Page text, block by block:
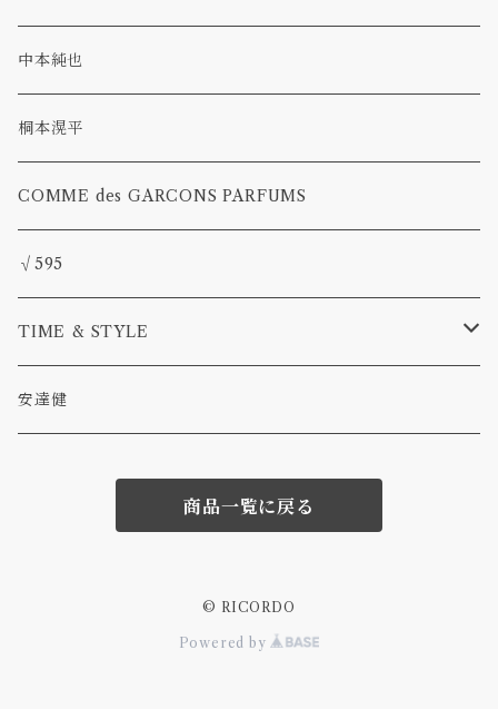
アルパカウール
草木染
stud pin
glass
pearl
中本純也
桐本滉平
COMME des GARCONS PARFUMS
√595
TIME & STYLE
TAMAKI
安達健
商品一覧に戻る
© RICORDO
Powered by